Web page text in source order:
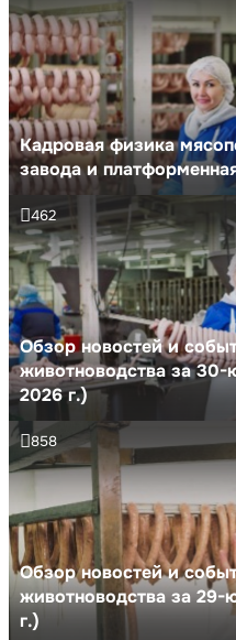
Кадровая физика
завода и
Обзор новостей и
животноводства за
2026 г.)
462
Обзор новостей и
животноводства за 29-
г.)
858